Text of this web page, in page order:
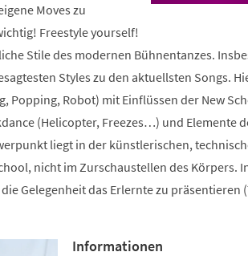
Moves zu
Freestyle yourself!
Stile des modernen Bühnentanzes.
Styles zu den aktuellsten Songs.
Popping, Robot) mit Einflüssen der New
(Helicopter, Freezes…) und Elemente
liegt in der künstlerischen,
nicht im Zurschaustellen des Körpers.
Gelegenheit das Erlernte zu präsentieren
Informationen